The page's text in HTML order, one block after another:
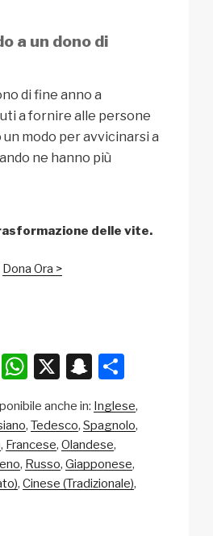
a un dono di
di fine anno a
a fornire alle persone
modo per avvicinarsi a
ne hanno più
delle vite.
Dona Ora >
F
W
at
s
A
p
X
S
a
p
c
h
n
vi
di
anche in: Inglese
Tedesco Spagnolo
Francese Olandese
Russo Giapponese
Cinese (Tradizionale)